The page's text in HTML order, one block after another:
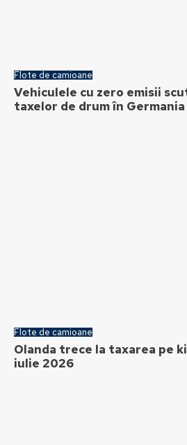
Flote de camioane
Vehiculele cu zero emisii
taxelor de drum în Germania
Flote de camioane
Olanda trece la taxarea pe
iulie 2026